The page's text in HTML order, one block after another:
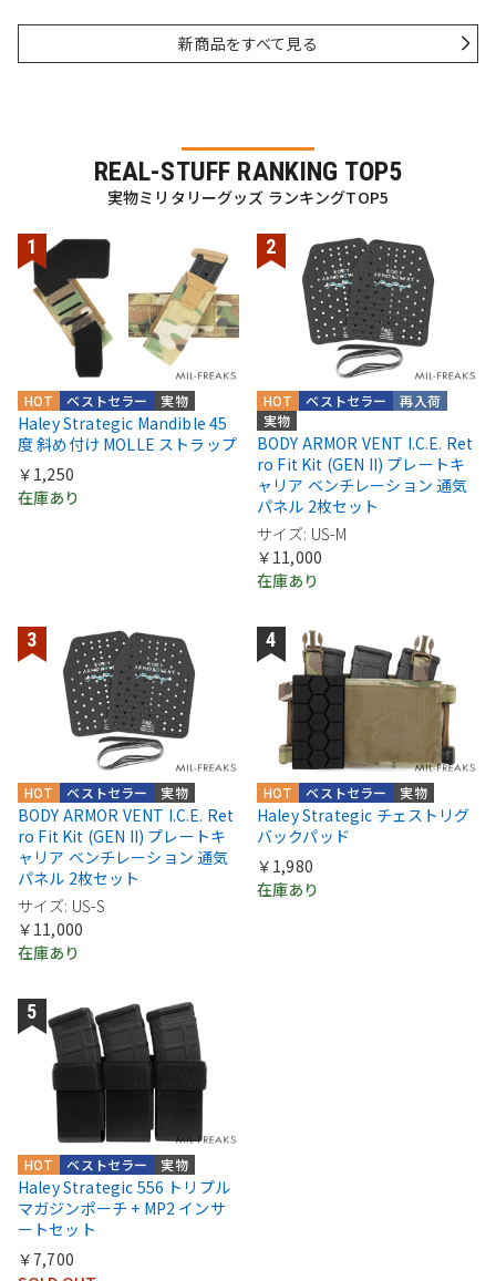
新商品をすべて見る
REAL-STUFF RANKING TOP5
実物ミリタリーグッズ ランキングTOP5
実物
ベストセラー
HOT
Haley Strategic Mandible 45
度 斜め付け MOLLE ストラップ
￥1,250
在庫あり
実物
再入荷
ベストセラー
HOT
BODY ARMOR VENT I.C.E. Ret
ro Fit Kit (GEN II) プレートキ
ャリア ベンチレーション 通気
パネル 2枚セット
サイズ: US-M
￥11,000
在庫あり
実物
ベストセラー
HOT
BODY ARMOR VENT I.C.E. Ret
ro Fit Kit (GEN II) プレートキ
ャリア ベンチレーション 通気
パネル 2枚セット
サイズ: US-S
￥11,000
在庫あり
実物
ベストセラー
HOT
Haley Strategic チェストリグ
バックパッド
￥1,980
在庫あり
実物
ベストセラー
HOT
Haley Strategic 556 トリプル
マガジンポーチ + MP2 インサ
ートセット
￥7,700